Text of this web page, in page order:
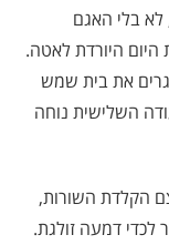
לא בלי האגם
היורדת לאטה.
את בית שמש
השלישית נוחה
הקלדת השורות,
לכדי דמעה זולגת.